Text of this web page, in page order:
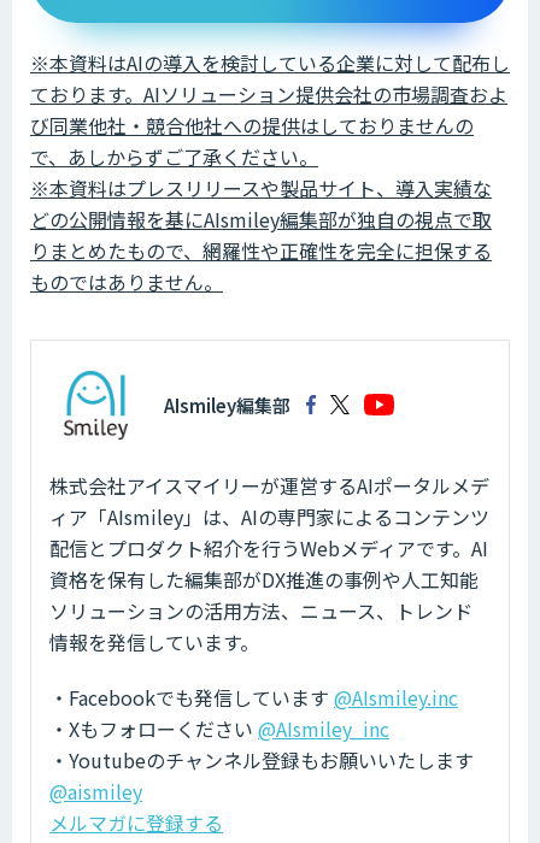
※本資料はAIの導入を検討している企業に対して配布し
ております。AIソリューション提供会社の市場調査およ
び同業他社・競合他社への提供はしておりませんの
で、あしからずご了承ください。
※本資料はプレスリリースや製品サイト、導入実績な
どの公開情報を基にAIsmiley編集部が独自の視点で取
りまとめたもので、網羅性や正確性を完全に担保する
ものではありません。
AIsmiley編集部
株式会社アイスマイリーが運営するAIポータルメデ
ィア「AIsmiley」は、AIの専門家によるコンテンツ
配信とプロダクト紹介を行うWebメディアです。AI
資格を保有した編集部がDX推進の事例や人工知能
ソリューションの活用方法、ニュース、トレンド
情報を発信しています。
・Facebookでも発信しています @AIsmiley.inc
・Xもフォローください @AIsmiley_inc
・Youtubeのチャンネル登録もお願いいたします
@aismiley
メルマガに登録する